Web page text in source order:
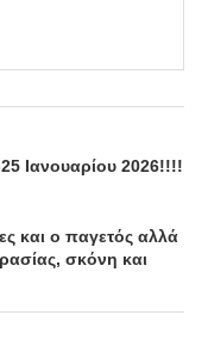
Ιανουαρίου 2026!!!!
και ο παγετός αλλά
σκόνη και